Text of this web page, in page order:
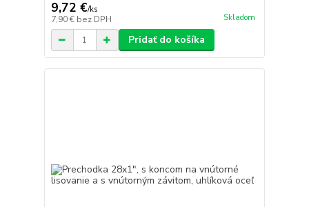
9,72 €/ks
7,90 € bez DPH Skladom
Pridať do košíka